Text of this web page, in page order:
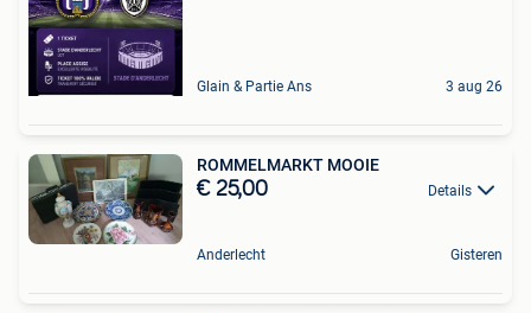
Glain & Partie Ans 3 aug 26
ROMMELMARKT MOOIE
€ 25,00 Details
Anderlecht Gisteren